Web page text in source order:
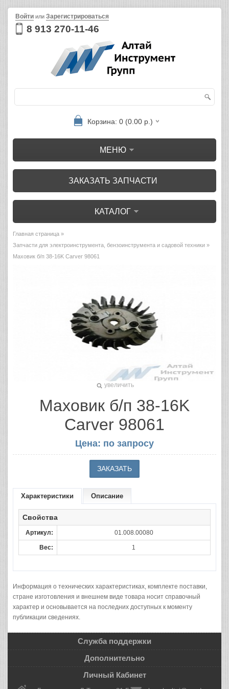
8 913 270-11-46
Войти или Зарегистрироваться
Корзина: 0 (0.00 р.)
МЕНЮ
ЗАКАЗАТЬ ЗАПЧАСТИ
КАТАЛОГ
Главная страница »
Запчасти для электроинструмента, бензоинструмента и садовой техники »
Маховик б/п 38-16K Carver 98061
увеличить
Маховик б/п 38-16K
Carver 98061
Цена: по запросу
Характеристики Описание
Свойства
Артикул: 01.008.00080
Вес: 1
Информация о технических характеристиках, комплекте поставки,
стране изготовления и внешнем виде товара носит справочный
характер и основывается на последних доступных к моменту
публикации сведениях.
Служба поддержки
Дополнительно
Личный Кабинет